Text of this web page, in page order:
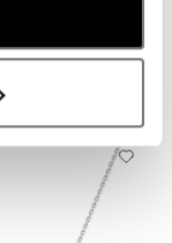
london